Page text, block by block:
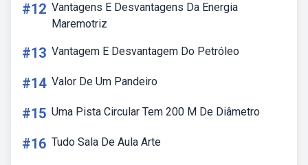
#12 Vantagens E Desvantagens Da Energia
Maremotriz
#13 Vantagem E Desvantagem Do Petróleo
#14 Valor De Um Pandeiro
#15 Uma Pista Circular Tem 200 M De Diâmetro
#16 Tudo Sala De Aula Arte